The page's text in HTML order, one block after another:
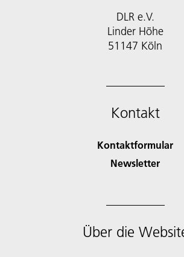
DLR e.V.
Linder Höhe
51147 Köln
Kontakt
Kontaktformular
Newsletter
Über die